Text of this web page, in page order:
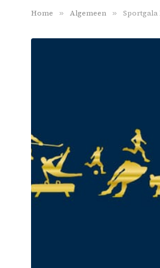
Home » Algemeen » Sportgala